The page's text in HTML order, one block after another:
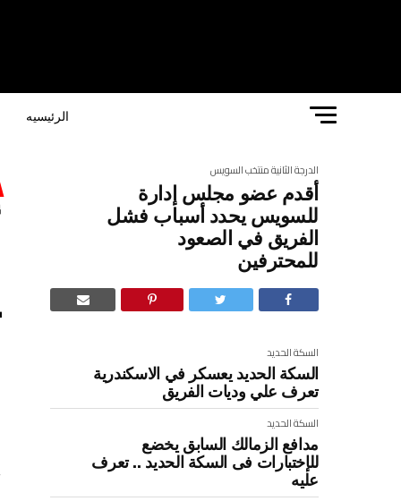
الرئيسيه
الدرجة الثانيةمنتخب السويس
أقدم عضو مجلس إدارة
للسويس يحدد أسباب فشل
الفريق في الصعود
للمحترفين
السكة الحديد
السكة الحديد يعسكر في الاسكندرية
تعرف علي وديات الفريق
السكة الحديد
مدافع الزمالك السابق يخضع
للإختبارات فى السكة الحديد .. تعرف
عليه